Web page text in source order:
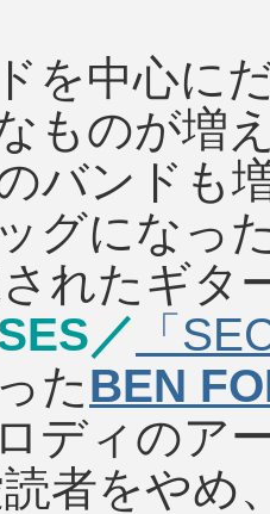
を中心に
ものが増
バンドも
グになっ
れたギタ
／ 「
たBEN
ディのア
者をやめ